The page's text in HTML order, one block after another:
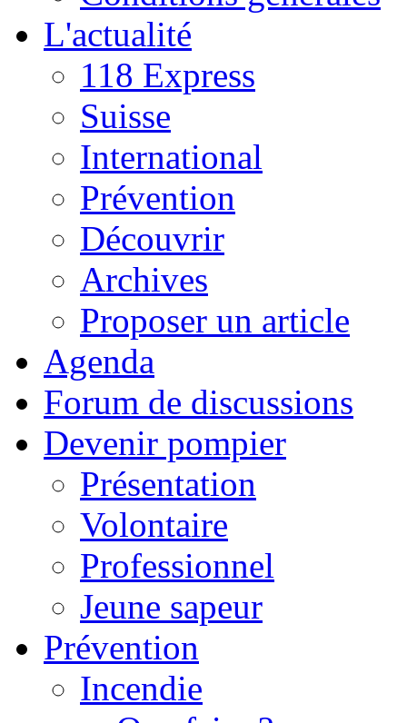
L'actualité
118 Express
Suisse
International
Prévention
Découvrir
Archives
Proposer un article
Agenda
Forum de discussions
Devenir pompier
Présentation
Volontaire
Professionnel
Jeune sapeur
Prévention
Incendie